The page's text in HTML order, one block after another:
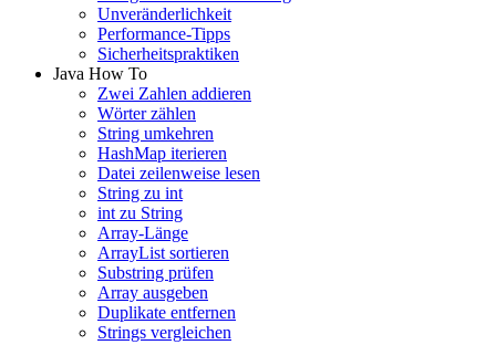
Unveränderlichkeit
Performance-Tipps
Sicherheitspraktiken
Java How To
Zwei Zahlen addieren
Wörter zählen
String umkehren
HashMap iterieren
Datei zeilenweise lesen
String zu int
int zu String
Array-Länge
ArrayList sortieren
Substring prüfen
Array ausgeben
Duplikate entfernen
Strings vergleichen